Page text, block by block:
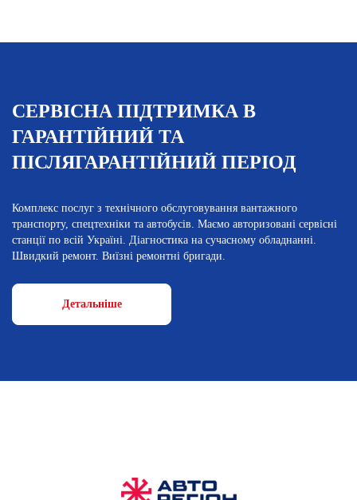
СЕРВІСНА ПІДТРИМКА В
ГАРАНТІЙНИЙ ТА
ПІСЛЯГАРАНТІЙНИЙ ПЕРІОД
Комплекс послуг з технічного обслуговування вантажного
транспорту, спецтехніки та автобусів. Маємо авторизовані сервісні
станції по всій Україні. Діагностика на сучасному обладнанні.
Швидкий ремонт. Виїзні ремонтні бригади.
Детальніше